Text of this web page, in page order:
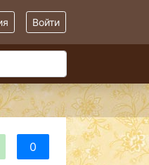
Войти
0